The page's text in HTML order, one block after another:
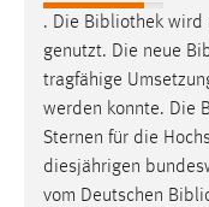
. Die Bibliothek wird
genutzt. Die neue
tragfähige
werden konnte. Die
Sternen für die
diesjährigen
vom Deutschen